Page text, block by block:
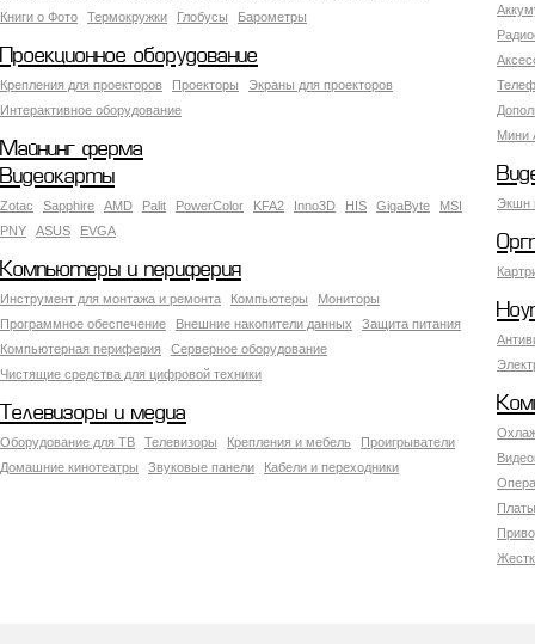
Книги о Фото
Термокружки Глобусы Барометры
Мини
Проекционное оборудование
Крепления для проекторов Проекторы
Экраны для проекторов
Интерактивное оборудование
Майнинг ферма
Экшн
Видеокарты
Zotac Sapphire AMD Palit PowerColor KFA2 Inno3D HIS GigaByte
MSI
PNY
ASUS EVGA
Компьютеры и периферия
Инструмент для монтажа и ремонта Компьютеры
Мониторы
Программное обеспечение
Внешние накопители данных
Защита питания
Компьютерная периферия
Серверное оборудование
Чистящие средства для цифровой техники
Телевизоры и медиа
Оборудование для ТВ Телевизоры Крепления и мебель
Проигрыватели
Домашние кинотеатры
Звуковые панели Кабели и переходники